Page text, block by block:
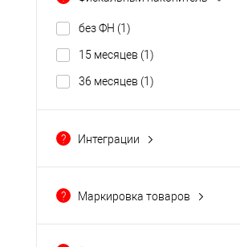
без ФН (1)
15 месяцев (1)
36 месяцев (1)
?
Интеграции
?
Маркировка товаров